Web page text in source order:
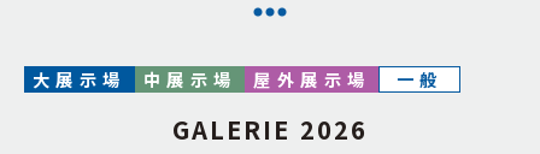
ケータリングサービス（飲食）のご案内
大展示場交通アクセス
大展示場 中展示場 屋外展示場 一般
GALERIE 2026